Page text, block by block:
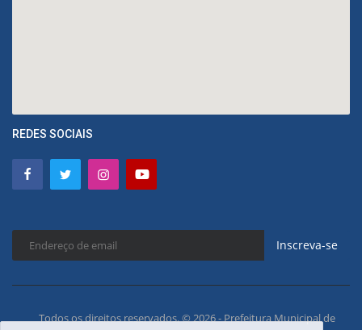
REDES SOCIAIS
Inscreva-se
Todos os direitos reservados. © 2026 - Prefeitura Municipal de